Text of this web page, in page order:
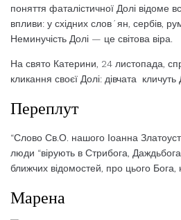
поняття фаталістичної Долі відоме
впливи: у східних слов´ян, сербів,
Неминучість Долі — це світова віра.
На свято Катерини, 24 листопада,
кликання своєї Долі: дівчата
Переплут
“Слово Св.О. нашого Іоанна
люди “вірують в Стрибога,
ближчих відомостей, про цього
Марена